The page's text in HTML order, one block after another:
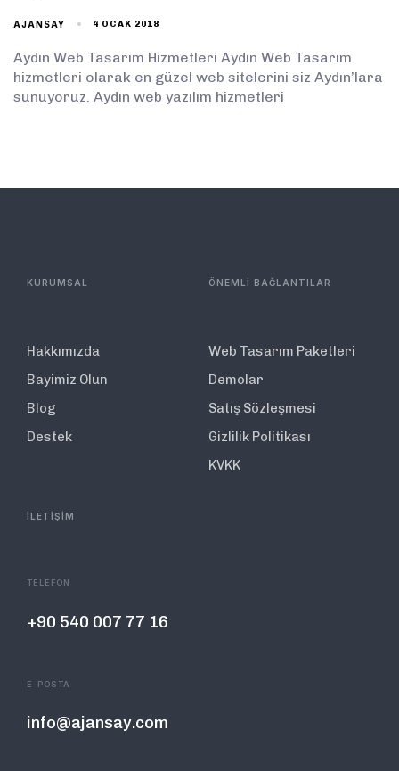
AJANSAY 4 OCAK 2018
Aydın Web Tasarım Hizmetleri Aydın Web Tasarım
hizmetleri olarak en güzel web sitelerini siz Aydın’lara
sunuyoruz. Aydın web yazılım hizmetleri
KURUMSAL
Hakkımızda
Bayimiz Olun
Blog
Destek
ÖNEMLİ BAĞLANTILAR
Web Tasarım Paketleri
Demolar
Satış Sözleşmesi
Gizlilik Politikası
KVKK
İLETİŞİM
TELEFON
+90 540 007 77 16
E-POSTA
info@ajansay.com